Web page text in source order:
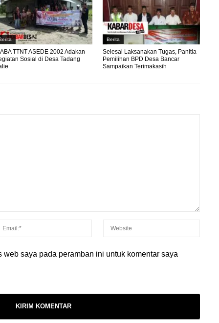
TTNT ASEDE 2002 Adakan
Sosial di Desa Tadang
Berita
Selesai Laksanakan Tugas, Panitia
Pemilihan BPD Desa Bancar
Sampaikan Terimakasih
web saya pada peramban ini untuk komentar saya